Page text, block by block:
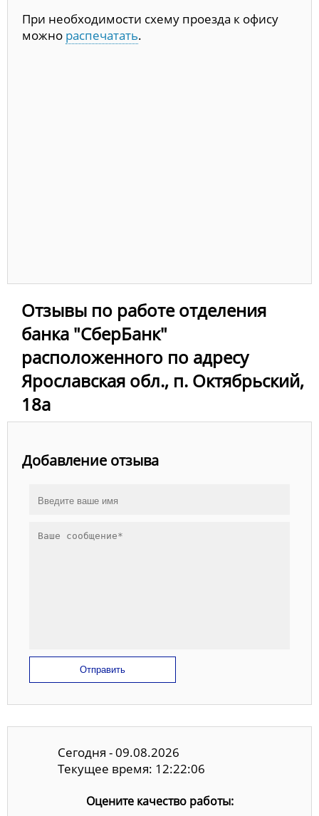
При необходимости схему проезда к офису
можно распечатать.
Отзывы по работе отделения
банка "СберБанк"
расположенного по адресу
Ярославская обл., п. Октябрьский,
18а
Добавление отзыва
Отправить
Сегодня - 09.08.2026
Текущее время: 12:22:07
Оцените качество работы: